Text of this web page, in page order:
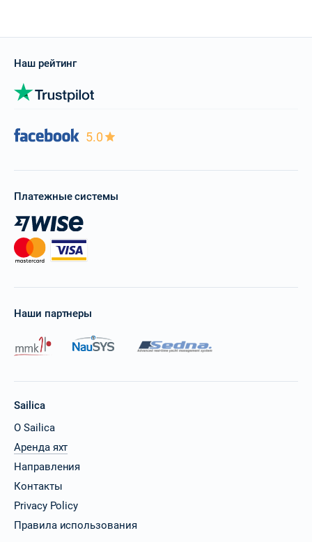
Наш рейтинг
5.0
Платежные системы
Наши партнеры
Sailica
О Sailica
Аренда яхт
Направления
Контакты
Privacy Policy
Правила использования